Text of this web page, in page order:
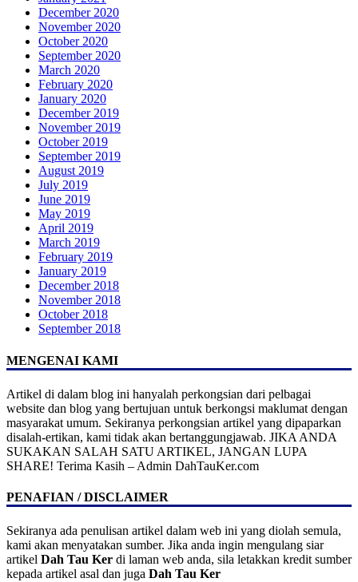
December 2020
November 2020
October 2020
September 2020
March 2020
February 2020
January 2020
December 2019
November 2019
October 2019
September 2019
August 2019
July 2019
June 2019
May 2019
April 2019
March 2019
February 2019
January 2019
December 2018
November 2018
October 2018
September 2018
MENGENAI KAMI
Artikel di dalam blog ini hanyalah perkongsian dari pelbagai
website dan blog yang bertujuan untuk berkongsi maklumat dengan
masyarakat umum. Sekiranya perkongsian artikel yang dipaparkan
disalah-ertikan, kami tidak akan bertanggungjawab. JIKA ANDA
SUKAKAN SALAH SATU ARTIKEL, JANGAN LUPA
SHARE! Terima Kasih – Admin DahTauKer.com
PENAFIAN / DISCLAIMER
Sekiranya ada penulisan artikel dalam web ini yang diolah semula,
kami akan menyatakan sumber. Jika anda ingin mengulang siar
artikel Dah Tau Ker di laman web anda, sila letakkan kredit sumber
kepada artikel asal dan juga Dah Tau Ker